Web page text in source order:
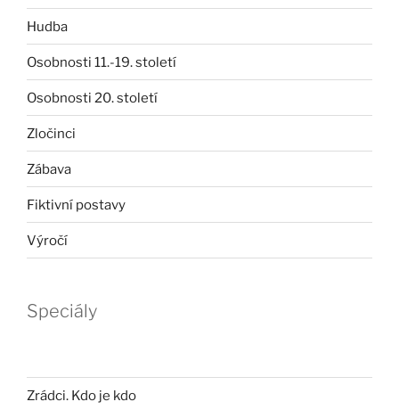
Hudba
Osobnosti 11.-19. století
Osobnosti 20. století
Zločinci
Zábava
Fiktivní postavy
Výročí
Speciály
Zrádci. Kdo je kdo